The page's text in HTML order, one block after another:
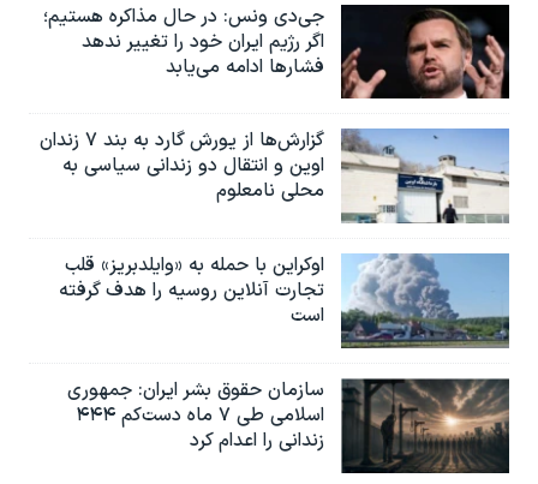
جی‌دی ونس: در حال مذاکره هستیم؛
اگر رژیم ایران خود را تغییر ندهد
فشارها ادامه می‌یابد
گزارش‌ها از یورش گارد به بند ۷ زندان
اوین و انتقال دو زندانی سیاسی به
محلی نامعلوم
اوکراین با حمله به «وایلدبریز» قلب
تجارت آنلاین روسیه را هدف گرفته
است
سازمان حقوق بشر ایران: جمهوری
اسلامی طی ۷ ماه دست‌کم ۴۴۴
زندانی را اعدام کرد